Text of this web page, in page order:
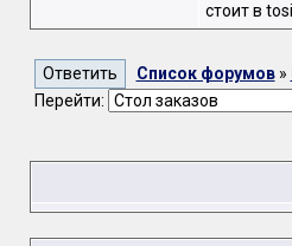
стоит в
Список форумов»
Перейти: